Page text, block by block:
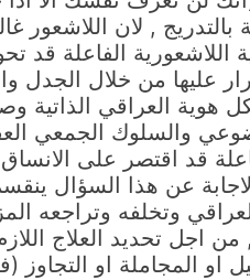
, لان اللاشعور
اللاشعورية الفاعلة
عليها من خلال الجدل
هوية العراقي الذاتية
والسلوك الجمعي
قد اقتصر على
عن هذا السؤال
وتخلفه وتراجعه
تحديد العلاج اللازم
او المجاملة او التجاوز